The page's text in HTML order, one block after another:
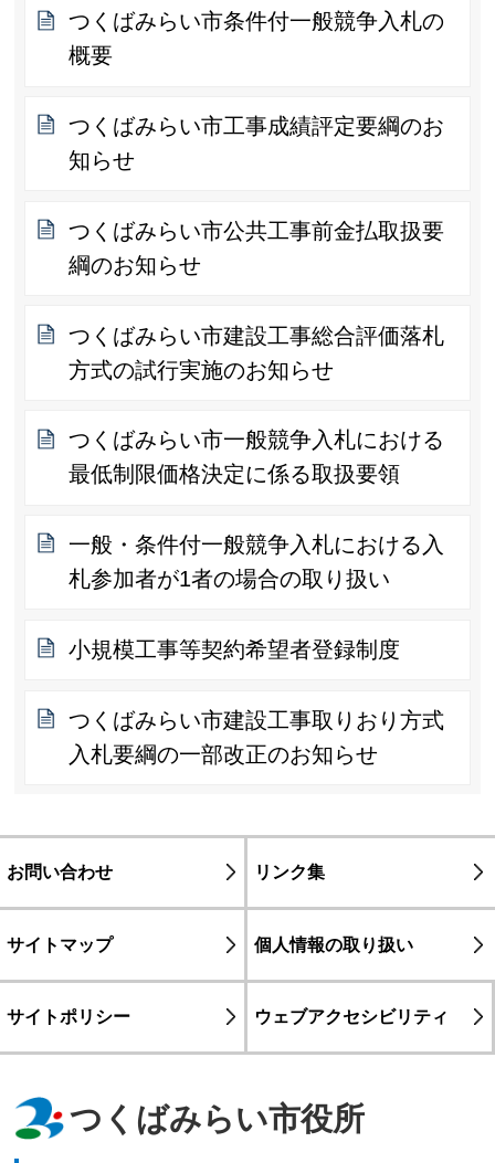
つくばみらい市条件付一般競争入札の
概要
つくばみらい市工事成績評定要綱のお
知らせ
つくばみらい市公共工事前金払取扱要
綱のお知らせ
つくばみらい市建設工事総合評価落札
方式の試行実施のお知らせ
つくばみらい市一般競争入札における
最低制限価格決定に係る取扱要領
一般・条件付一般競争入札における入
札参加者が1者の場合の取り扱い
小規模工事等契約希望者登録制度
つくばみらい市建設工事取りおり方式
入札要綱の一部改正のお知らせ
お問い合わせ リンク集
サイトマップ 個人情報の取り扱い
サイトポリシー ウェブアクセシビリティ
つくばみらい市役所